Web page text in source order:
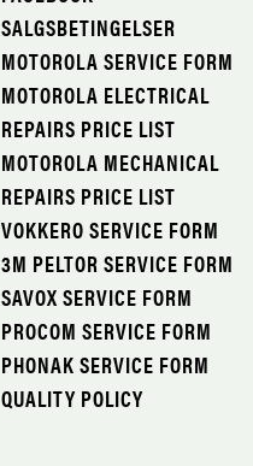
SALGSBETINGELSER
MOTOROLA SERVICE FORM
MOTOROLA ELECTRICAL
REPAIRS PRICE LIST
MOTOROLA MECHANICAL
REPAIRS PRICE LIST
VOKKERO SERVICE FORM
3M PELTOR SERVICE FORM
SAVOX SERVICE FORM
PROCOM SERVICE FORM
PHONAK SERVICE FORM
QUALITY POLICY